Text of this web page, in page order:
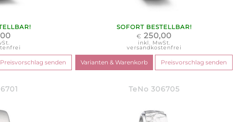
SOFORT BESTELLBAR!
€ 250,00
inkl. MwSt.
versandkostenfrei
TeNo 306705